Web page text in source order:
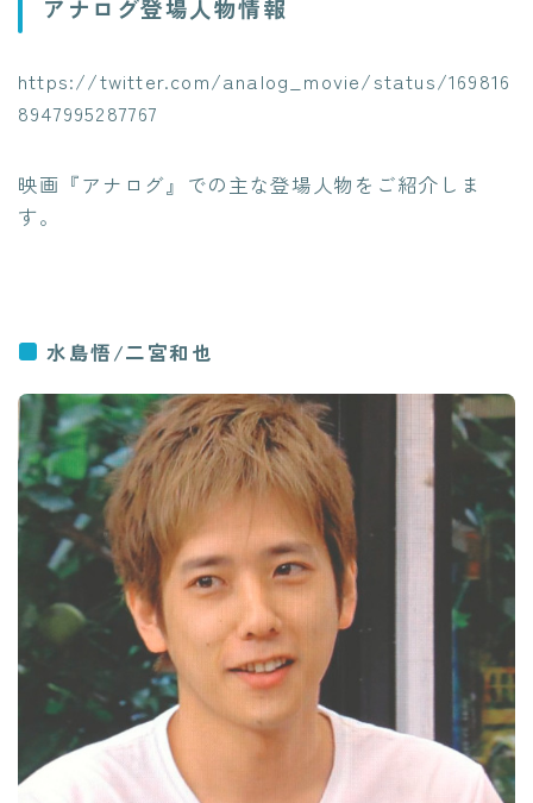
アナログ登場人物情報
https://twitter.com/analog_movie/status/169816
8947995287767
映画『アナログ』での主な登場人物をご紹介しま
す。
水島悟/二宮和也